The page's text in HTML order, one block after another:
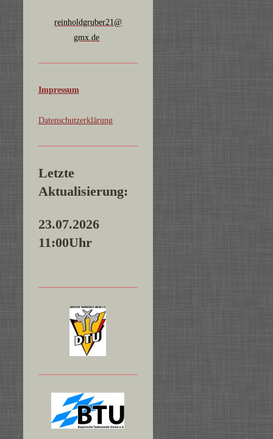
reinholdgruber21@
gmx.de
Impressum
Datenschutzerklärung
Letzte
Aktualisierung:
23.07.2026
11:00Uhr